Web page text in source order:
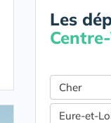
Les
Cher
Eure-et-